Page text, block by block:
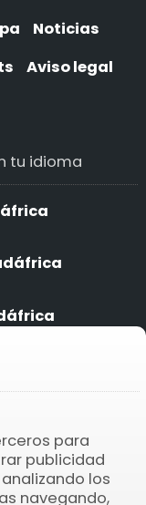
Noticias
Aviso legal
tu idioma
para
publicidad
los
navegando,